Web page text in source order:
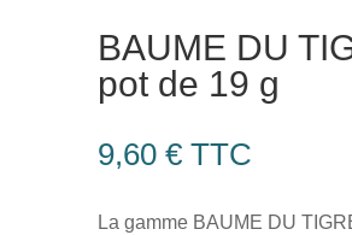
BAUME DU
pot de 19 g
9,60 € TTC
La gamme BAUME DU